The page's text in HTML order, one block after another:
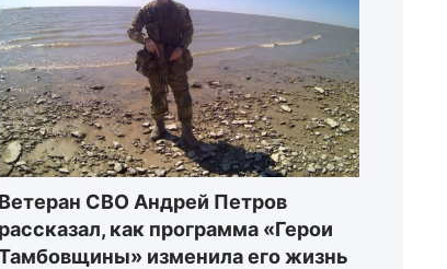
Ветеран СВО Андрей Петров
рассказал, как программа «Герои
изменила его жизнь